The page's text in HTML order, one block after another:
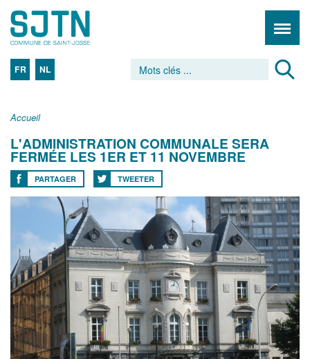
FR NL
Accueil
L'ADMINISTRATION COMMUNALE SERA
FERMÉE LES 1ER ET 11 NOVEMBRE
PARTAGER TWEETER